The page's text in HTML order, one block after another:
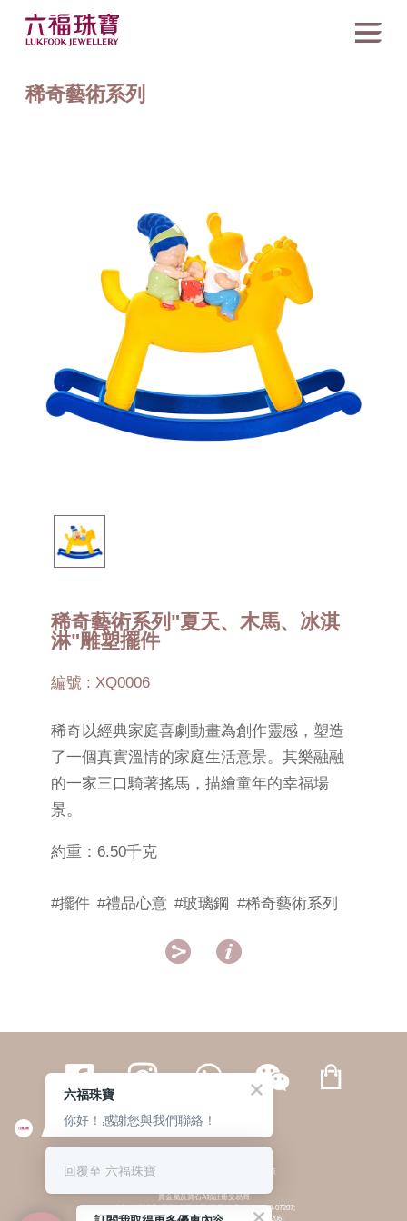
稀奇藝術系列
稀奇藝術系列"夏天、木馬、冰淇
淋"雕塑擺件
編號 : XQ0006
稀奇以經典家庭喜劇動畫為創作靈感，塑造
了一個真實溫情的家庭生活意景。其樂融融
的一家三口騎著搖馬，描繪童年的幸福場
景。
約重：6.50千克
#擺件 #禮品心意 #玻璃鋼 #稀奇藝術系列
 
繁體 | 簡体
© 六福集團 版權所有 不得轉載 私隱政策
貴金屬及寶石A類註冊交易商
(六福企業禮品(國際)有限公司-註冊號碼:A-B-24-05-07207;
六福電子商貿有限公司-註冊號碼:A-B-24-05-07206)
六福珠寶
你好！感謝您與我們聯絡！
回覆至 六福珠寶